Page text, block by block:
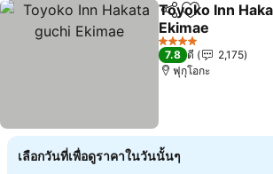
แชร์ เพิ่มในรายก
Toyoko Inn
Ekimae
ดูราคา
4 ดาว
7.8 ดี
2,175
ฟุกุโอกะ
เลือกวันที่เพื่อดูราคาในวันนั้นๆ